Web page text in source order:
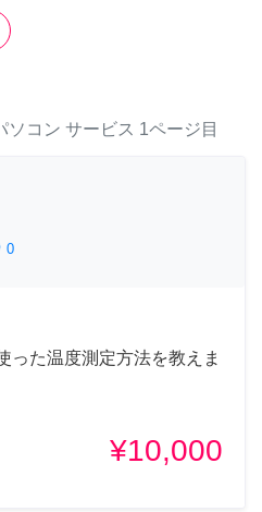
ソコン サービス 1ページ目
0
った温度測定方法を教えま
¥10,000